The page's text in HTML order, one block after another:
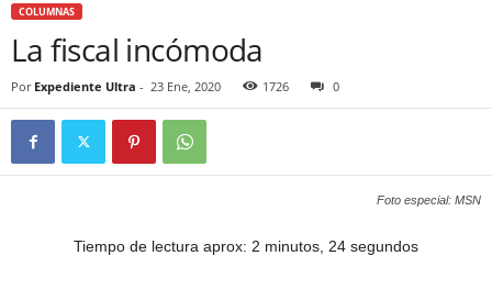
COLUMNAS
La fiscal incómoda
Por Expediente Ultra - 23 Ene, 2020 1726 0
Foto especial: MSN
Tiempo de lectura aprox: 2 minutos, 24 segundos